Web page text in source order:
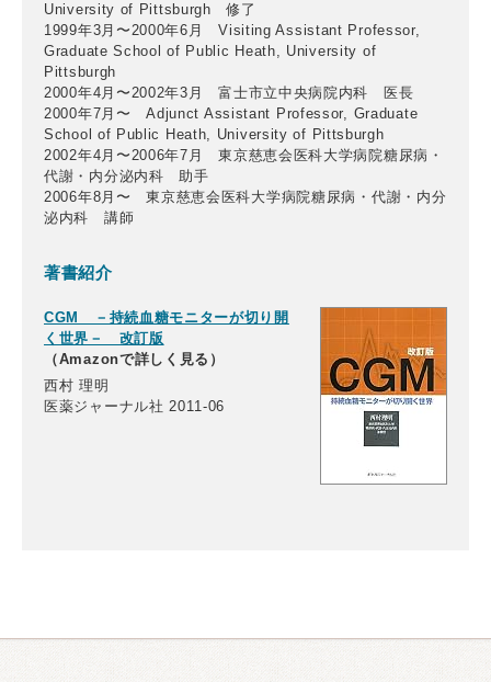
University of Pittsburgh 修了
1999年3月〜2000年6月 Visiting Assistant Professor,
Graduate School of Public Heath, University of
Pittsburgh
2000年4月〜2002年3月 富士市立中央病院内科 医長
2000年7月〜 Adjunct Assistant Professor, Graduate
School of Public Heath, University of Pittsburgh
2002年4月〜2006年7月 東京慈恵会医科大学病院糖尿病・
代謝・内分泌内科 助手
2006年8月〜 東京慈恵会医科大学病院糖尿病・代謝・内分
泌内科 講師
著書紹介
CGM －持続血糖モニターが切り開
く世界－ 改訂版
（Amazonで詳しく見る）
西村 理明
医薬ジャーナル社 2011-06